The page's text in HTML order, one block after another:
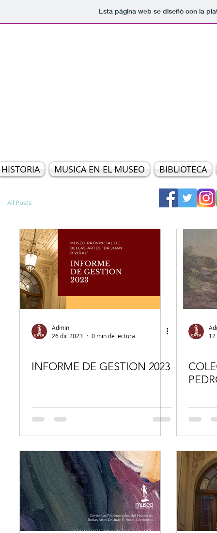
Esta página web se diseñó con la
HISTORIA MUSICA EN EL MUSEO BIBLIOTECA
All Posts
Admin
26 dic 2023
0 min de lectura
INFORME DE GESTION 2023